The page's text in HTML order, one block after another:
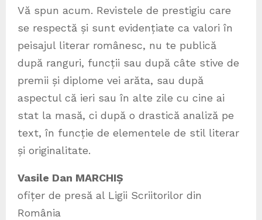
Vă spun acum. Revistele de prestigiu care
se respectă și sunt evidențiate ca valori în
peisajul literar românesc, nu te publică
după ranguri, funcții sau după câte stive de
premii și diplome vei arăta, sau după
aspectul că ieri sau în alte zile cu cine ai
stat la masă, ci după o drastică analiză pe
text, în funcție de elementele de stil literar
și originalitate.
Vasile Dan MARCHIȘ
ofițer de presă al Ligii Scriitorilor din
România